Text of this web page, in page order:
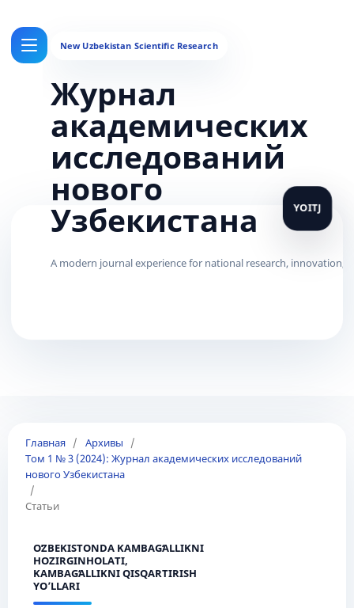
Журнал
академических
исследований
нового
Узбекистана
Главная / Архивы
/
Том 1 № 3 (2024): Журнал академических исследований
нового Узбекистана
/
Статьи
OʻZBEKISTONDA KAMBAGʻALLIKNI
HOZIRGINHOLATI,
KAMBAGʻALLIKNI QISQARTIRISH
YO’LLARI